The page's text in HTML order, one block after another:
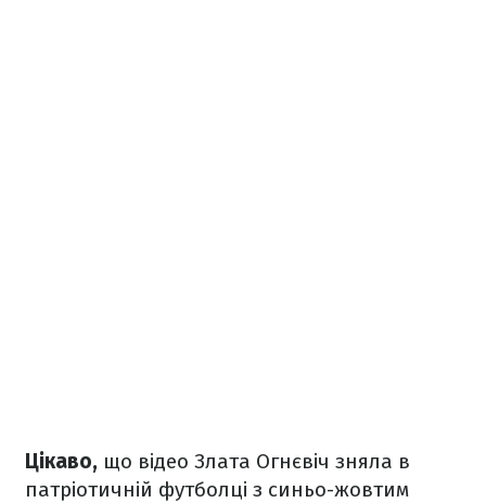
Цікаво, що відео Злата Огнєвіч зняла в
патріотичній футболці з синьо-жовтим